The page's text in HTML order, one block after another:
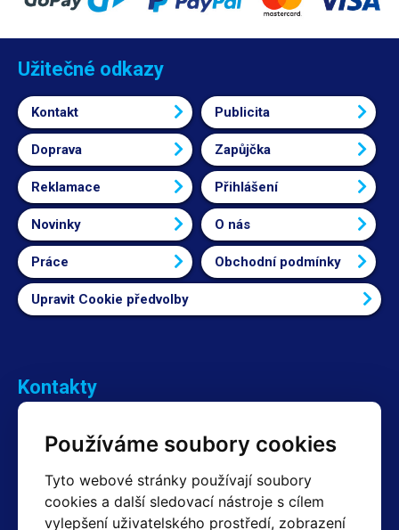
Používáme soubory cookies
Tyto webové stránky používají soubory
cookies a další sledovací nástroje s cílem
vylepšení uživatelského prostředí, zobrazení
Užitečné odkazy
Kontakt Publicita
Doprava Zapůjčka
Reklamace Přihlášení
Novinky O nás
Práce Obchodní podmínky
Upravit Cookie předvolby
Kontakty
+420 603 357 606 +420 605 234 204
Fakturační a expediční oddělení
+420 605 259 759 (Po–Pá: 7:30 – 15:00)